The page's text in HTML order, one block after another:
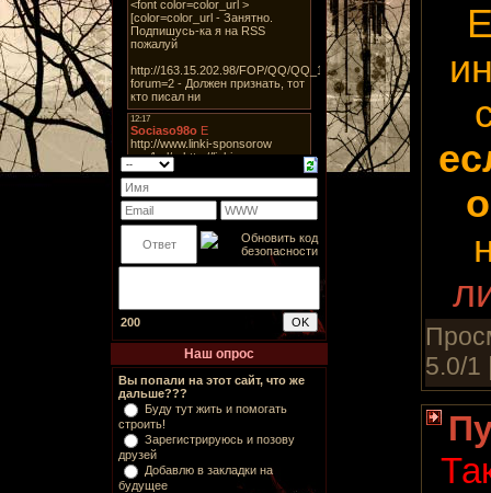
200
Наш опрос
Вы попали на этот сайт, что же
дальше???
Буду тут жить и помогать
строить!
Зарегистрируюсь и позову
друзей
Добавлю в закладки на
будущее
5.0/